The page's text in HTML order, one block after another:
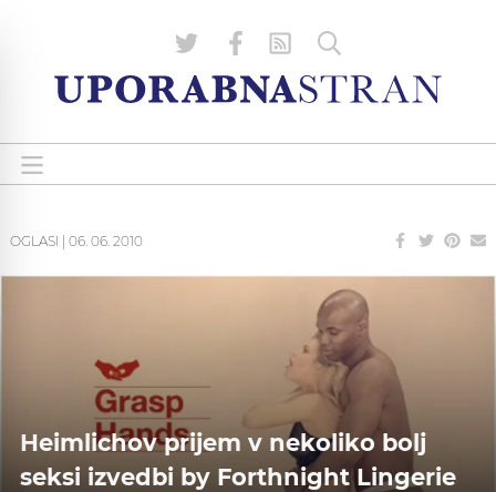
OGLASI 06. 06. 2010
Heimlichov prijem v nekoliko bolj
seksi izvedbi by Forthnight Lingerie